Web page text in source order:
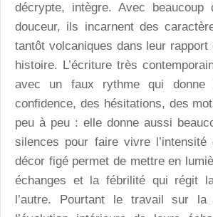
décrypte, intègre. Avec
douceur, ils incarnent des
tantôt volcaniques dans leur
histoire. L’écriture très
avec un faux rythme qui
confidence, des hésitations, des
peu à peu : elle donne aussi
silences pour faire vivre
décor figé permet de mettre en
échanges et la fébrilité qui régit
l’autre. Pourtant le travail sur la